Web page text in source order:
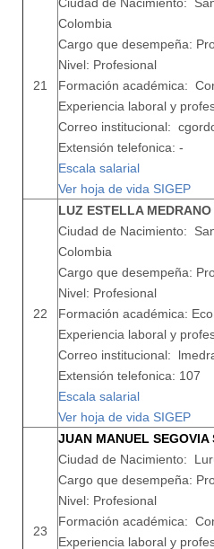
21
Colombia
Cargo que desempeña:
Nivel: Profesional
Formación académica:
Experiencia laboral y
Correo institucional:
Extensión telefonica: -
Escala salarial
Ver hoja de vida SIGEP
22
LUZ ESTELLA MEDRANO
Ciudad de Nacimiento:
Colombia
Cargo que desempeña:
Nivel: Profesional
Formación académica:
Experiencia laboral y
Correo institucional:
Extensión telefonica: 107
Escala salarial
Ver hoja de vida SIGEP
23
JUAN MANUEL SEGOVIA
Ciudad de Nacimiento:
Cargo que desempeña:
Nivel: Profesional
Formación académica:
Experiencia laboral y